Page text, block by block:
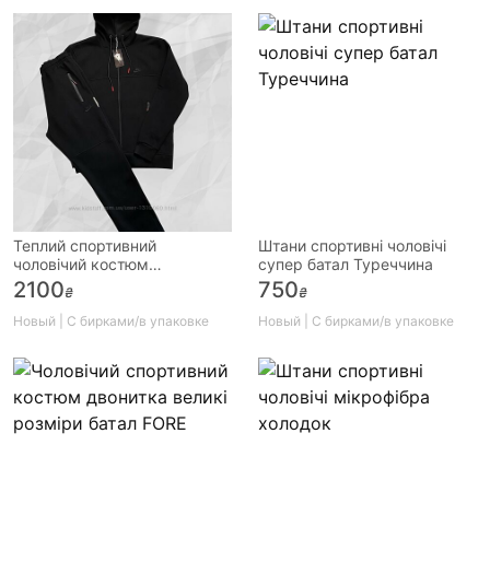
Теплий спортивний
чоловічий костюм
Туреччина батал
2100₴
Новый | С бирками/в упаковке
Штани спортивні чоловічі
супер батал Туреччина
750₴
Новый | С бирками/в упаковке